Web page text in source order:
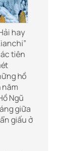
hay
tiên
hồ
năm
Ngũ
giữa
giấu ở